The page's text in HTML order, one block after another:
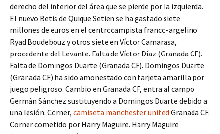
derecho del interior del área que se pierde por la izquierda.
El nuevo Betis de Quique Setien se ha gastado siete
millones de euros en el centrocampista franco-argelino
Ryad Boudebouz y otros siete en Víctor Camarasa,
procedente del Levante. Falta de Víctor Díaz (Granada CF).
Falta de Domingos Duarte (Granada CF). Domingos Duarte
(Granada CF) ha sido amonestado con tarjeta amarilla por
juego peligroso. Cambio en Granada CF, entra al campo
Germán Sánchez sustituyendo a Domingos Duarte debido a
una lesión. Corner, camiseta manchester united Granada CF.
Corner cometido por Harry Maguire. Harry Maguire